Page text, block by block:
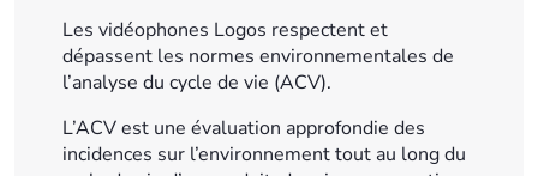
Les vidéophones Logos respectent et
dépassent les normes environnementales de
l’analyse du cycle de vie (ACV).
L’ACV est une évaluation approfondie des
incidences sur l’environnement tout au long du